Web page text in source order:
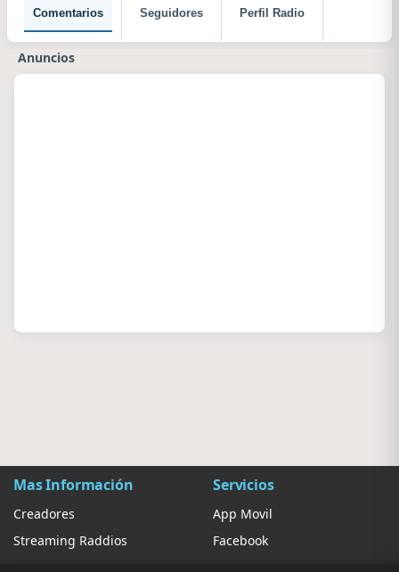
Comentarios Seguidores Perfil Radio
Anuncios
Mas Información
Creadores
Streaming Raddios
Servicios
App Movil
Facebook